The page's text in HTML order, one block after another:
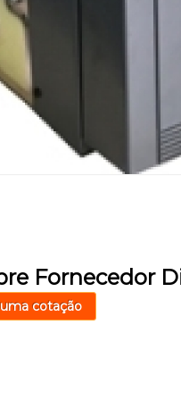
Fornecedor
cotação